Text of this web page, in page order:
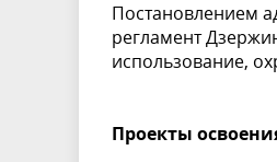
Постановлением
регламент
использование,
Проекты